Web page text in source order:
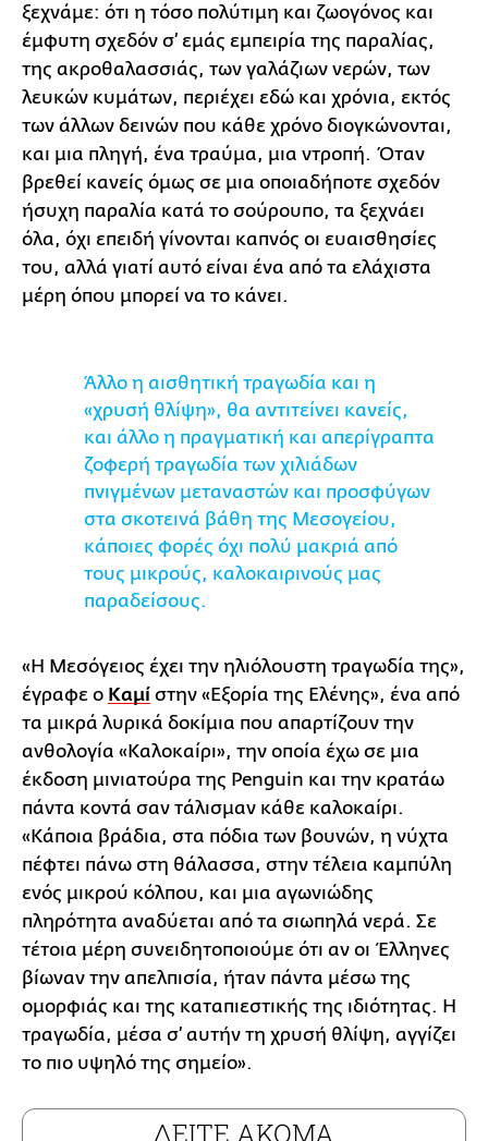
ξεχνάμε: ότι η τόσο πολύτιμη και ζωογόνος και
έμφυτη σχεδόν σ’ εμάς εμπειρία της παραλίας,
της ακροθαλασσιάς, των γαλάζιων νερών, των
λευκών κυμάτων, περιέχει εδώ και χρόνια, εκτός
των άλλων δεινών που κάθε χρόνο διογκώνονται,
και μια πληγή, ένα τραύμα, μια ντροπή. Όταν
βρεθεί κανείς όμως σε μια οποιαδήποτε σχεδόν
ήσυχη παραλία κατά το σούρουπο, τα ξεχνάει
όλα, όχι επειδή γίνονται καπνός οι ευαισθησίες
του, αλλά γιατί αυτό είναι ένα από τα ελάχιστα
μέρη όπου μπορεί να το κάνει.
Άλλο η αισθητική τραγωδία και η
«χρυσή θλίψη», θα αντιτείνει κανείς,
και άλλο η πραγματική και απερίγραπτα
ζοφερή τραγωδία των χιλιάδων
πνιγμένων μεταναστών και προσφύγων
στα σκοτεινά βάθη της Μεσογείου,
κάποιες φορές όχι πολύ μακριά από
τους μικρούς, καλοκαιρινούς μας
παραδείσους.
«Η Μεσόγειος έχει την ηλιόλουστη τραγωδία της»,
έγραφε ο Καμί στην «Εξορία της Ελένης», ένα από
τα μικρά λυρικά δοκίμια που απαρτίζουν την
ανθολογία «Καλοκαίρι», την οποία έχω σε μια
έκδοση μινιατούρα της Penguin και την κρατάω
πάντα κοντά σαν τάλισμαν κάθε καλοκαίρι.
«Κάποια βράδια, στα πόδια των βουνών, η νύχτα
πέφτει πάνω στη θάλασσα, στην τέλεια καμπύλη
ενός μικρού κόλπου, και μια αγωνιώδης
πληρότητα αναδύεται από τα σιωπηλά νερά. Σε
τέτοια μέρη συνειδητοποιούμε ότι αν οι Έλληνες
βίωναν την απελπισία, ήταν πάντα μέσω της
ομορφιάς και της καταπιεστικής της ιδιότητας. Η
τραγωδία, μέσα σ’ αυτήν τη χρυσή θλίψη, αγγίζει
το πιο υψηλό της σημείο».
ΔΕΙΤΕ ΑΚΟΜΑ